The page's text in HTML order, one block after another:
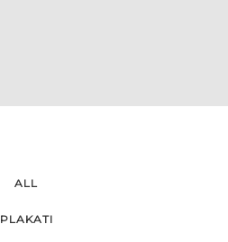
ALL
PLAKATI